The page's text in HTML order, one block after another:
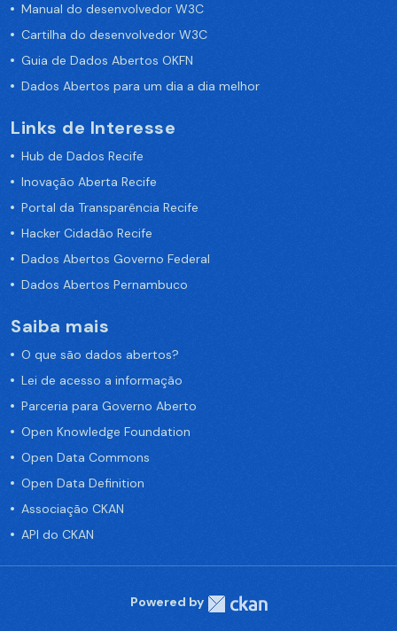
Manual do desenvolvedor W3C
Cartilha do desenvolvedor W3C
Guia de Dados Abertos OKFN
Dados Abertos para um dia a dia melhor
Links de Interesse
Hub de Dados Recife
Inovação Aberta Recife
Portal da Transparência Recife
Hacker Cidadão Recife
Dados Abertos Governo Federal
Dados Abertos Pernambuco
Saiba mais
O que são dados abertos?
Lei de acesso a informação
Parceria para Governo Aberto
Open Knowledge Foundation
Open Data Commons
Open Data Definition
Associação CKAN
API do CKAN
Powered by